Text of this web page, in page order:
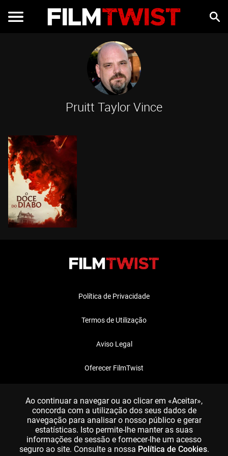
Pruitt Taylor Vince
Política de Privacidade
Termos de Utilização
Aviso Legal
Oferecer FilmTwist
Ao continuar a navegar ou ao clicar em «Aceitar»,
concorda com a utilização dos seus dados de
navegação para analisar o nosso público e gerar
estatísticas. Isto permite-lhe manter as suas
informações de sessão e fornecer-lhe um acesso
seguro ao site. Consulte a nossa Política de Cookies.